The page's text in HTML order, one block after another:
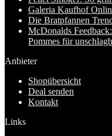
Galeria Kaufhof
Die Bratpfannen
McDonalds
Pommes für
Anbieter
Shopübersicht
Deal senden
Kontakt
Links